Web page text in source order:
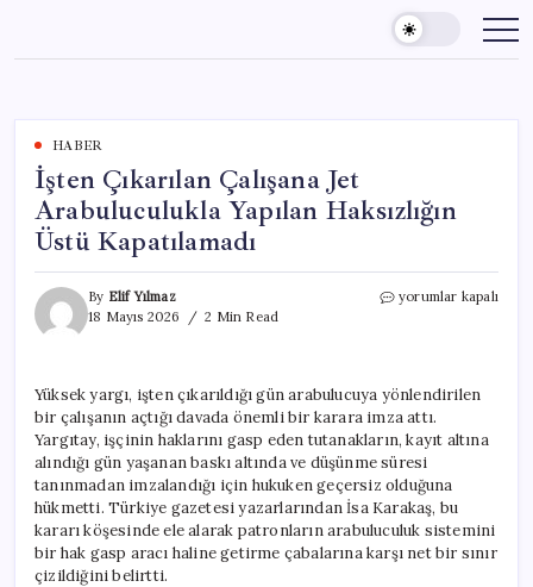
content
HABER
İşten Çıkarılan Çalışana Jet
Arabuluculukla Yapılan Haksızlığın
Üstü Kapatılamadı
By Elif Yılmaz
18 Mayıs 2026
2 Min Read
İşten
Yapılan
Haksızlığın
Üstü
Kapatılamadı
için
yorumlar kapalı
Yüksek yargı, işten çıkarıldığı gün arabulucuya yönlendirilen
bir çalışanın açtığı davada önemli bir karara imza attı.
Yargıtay, işçinin haklarını gasp eden tutanakların, kayıt altına
alındığı gün yaşanan baskı altında ve düşünme süresi
tanınmadan imzalandığı için hukuken geçersiz olduğuna
hükmetti. Türkiye gazetesi yazarlarından İsa Karakaş, bu
kararı köşesinde ele alarak patronların arabuluculuk sistemini
bir hak gasp aracı haline getirme çabalarına karşı net bir sınır
çizildiğini belirtti.